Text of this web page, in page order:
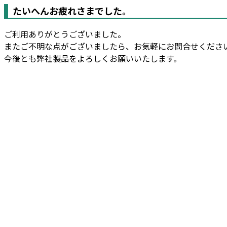
たいへんお疲れさまでした。
ご利用ありがとうございました。
またご不明な点がございましたら、お気軽にお問合せくださ
今後とも弊社製品をよろしくお願いいたします。